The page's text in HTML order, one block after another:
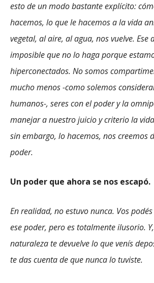
esto de un modo bastante explícito:
hacemos, lo que le hacemos a la vida
vegetal, al aire, al agua, nos vuelve. Ese
imposible que no lo haga porque
hiperconectados. No somos
mucho menos -como solemos
humanos-, seres con el poder y la
manejar a nuestro juicio y criterio la
sin embargo, lo hacemos, nos creemos
poder.
Un poder que ahora se nos escapó.
En realidad, no estuvo nunca. Vos
ese poder, pero es totalmente ilusorio.
naturaleza te devuelve lo que venís
te das cuenta de que nunca lo tuviste.